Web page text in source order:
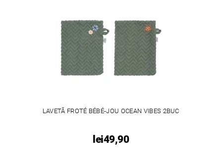
LAVETĂ FROTÉ BÉBÉ-JOU OCEAN VIBES 2BUC
lei49,90